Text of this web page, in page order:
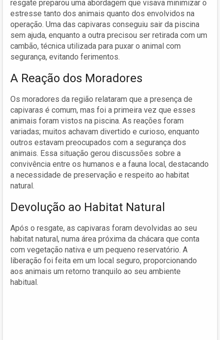
resgate preparou uma abordagem que visava minimizar o
estresse tanto dos animais quanto dos envolvidos na
operação. Uma das capivaras conseguiu sair da piscina
sem ajuda, enquanto a outra precisou ser retirada com um
cambão, técnica utilizada para puxar o animal com
segurança, evitando ferimentos.
A Reação dos Moradores
Os moradores da região relataram que a presença de
capivaras é comum, mas foi a primeira vez que esses
animais foram vistos na piscina. As reações foram
variadas; muitos achavam divertido e curioso, enquanto
outros estavam preocupados com a segurança dos
animais. Essa situação gerou discussões sobre a
convivência entre os humanos e a fauna local, destacando
a necessidade de preservação e respeito ao habitat
natural.
Devolução ao Habitat Natural
Após o resgate, as capivaras foram devolvidas ao seu
habitat natural, numa área próxima da chácara que conta
com vegetação nativa e um pequeno reservatório. A
liberação foi feita em um local seguro, proporcionando
aos animais um retorno tranquilo ao seu ambiente
habitual.